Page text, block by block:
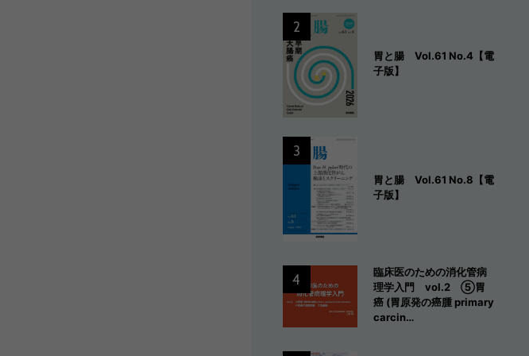
胃と腸 Vol.61 No.4【電
子版】
2
胃と腸 Vol.61 No.8【電
子版】
3
臨床医のための消化管病
理学入門 vol.2 ⑤胃
癌 (胃原発の癌腫 primary
carcin…
4